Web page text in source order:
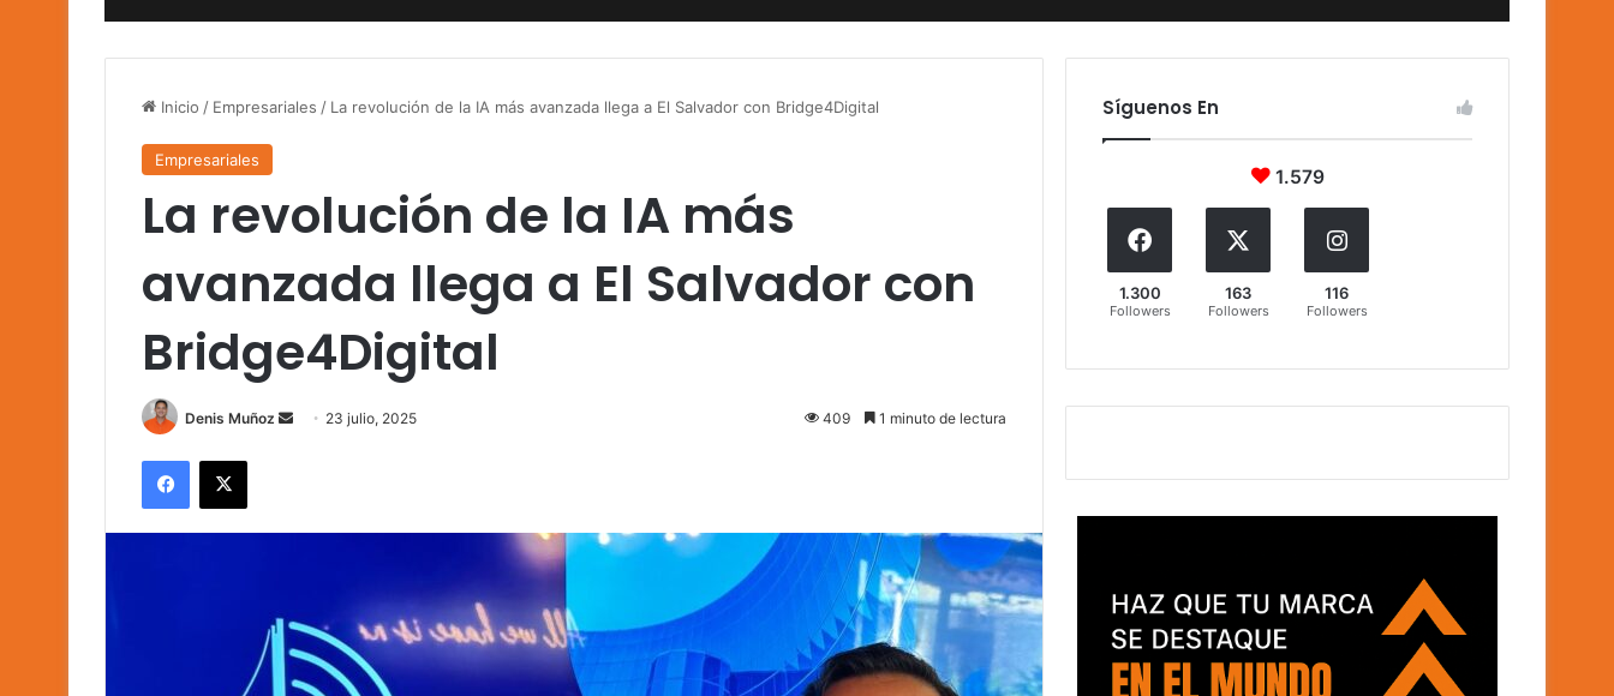
Inicio / Empresariales / La revolución de la IA más avanzada llega a El Salvador con Bridge4Digital
Empresariales
La revolución de la IA más
avanzada llega a El Salvador con
Bridge4Digital
Denis Muñoz
Send 23 julio, 2025 409 1 minuto de lectura
Facebook
X
Síguenos En
1.579
1.300
Followers
163
Followers
116
Followers